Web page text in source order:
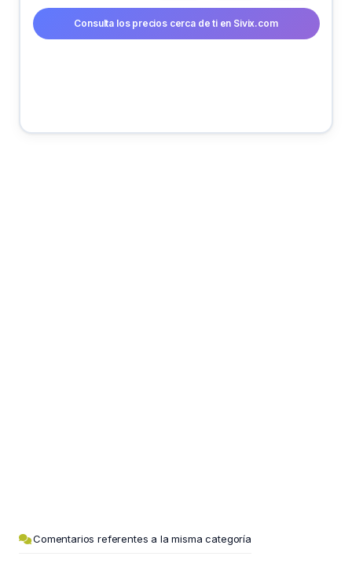
Consulta los precios cerca de ti en Sivix.com
Comentarios referentes a la misma categoría